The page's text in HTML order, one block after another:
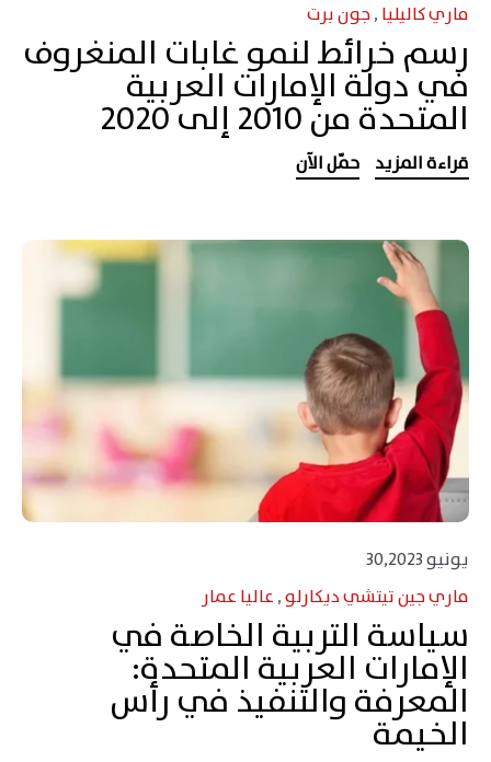
ماري كاليليا ,جون برت
رسم خرائط لنمو غابات المنغروف
في دولة الإمارات العربية
المتحدة من 2010 إلى 2020
قراءة المزيد حمّل الآن
يونيو 30,2023
ماري جين تيتشي ديكارلو, عاليا عمار
سياسة التربية الخاصة في
الإمارات العربية المتحدة:
المعرفة والتنفيذ في رأس
الخيمة